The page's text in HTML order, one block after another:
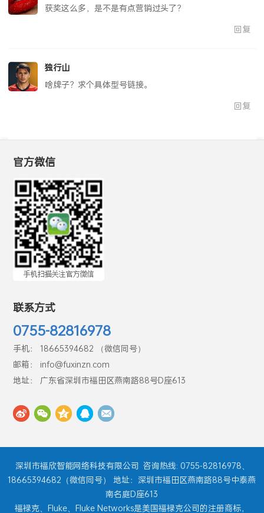
获奖这么多，是不是有点营销过头了？
回复
独行山
啥牌子？求个具体型号链接。
回复
官方微信
联系方式
0755-82816978
手机： 18665394682 （微信同号）
邮箱： info@fuxinzn.com
地址： 广东省深圳市福田区燕南路88号D座613
深圳市福欣智能网络科技有限公司 咨询热线: 0755-82816978、
18665394682（微信同号） 地址：深圳市福田区燕南路88号中泰燕
南名庭D座613
福禄克、Fluke、Fluke Networks是美国福禄克公司的注册商标，